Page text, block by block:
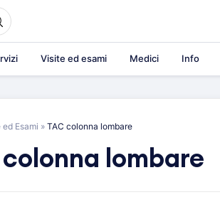
Visite ed esami Medici Info
Esami » TAC colonna lombare
colonna lombare